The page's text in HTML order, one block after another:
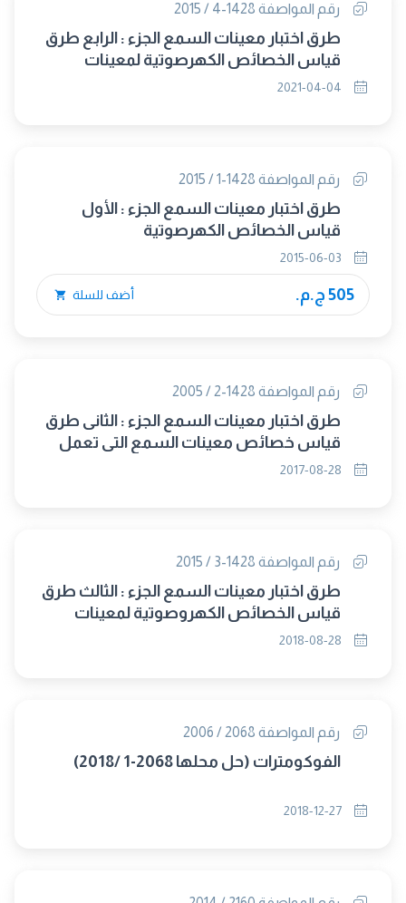
رقم المواصفة 1428-4 / 2015
طرق اختبار معينات السمع الجزء : الرابع طرق
قياس الخصائص الكهرصوتية لمعينات
السمع التى لايضعها المستمع بالكامل (إلغاء
رقم المواصفة 1428-1 / 2015
طرق اختبار معينات السمع الجزء : الأول
قياس الخصائص الكهرصوتية
505 ج.م. أضف للسلة
رقم المواصفة 1428-2 / 2005
طرق اختبار معينات السمع الجزء : الثانى طرق
قياس خصائص معينات السمع التى تعمل
بنظام ملف إدخال ذى التقاط حثى (الغاء
رقم المواصفة 1428-3 / 2015
طرق اختبار معينات السمع الجزء : الثالث طرق
قياس الخصائص الكهروصوتية لمعينات
السمع ذات دوائر التحكم الاتوماتيكى فى
رقم المواصفة 2068 / 2006
الفوكومترات (حل محلها 2068-1 /2018)